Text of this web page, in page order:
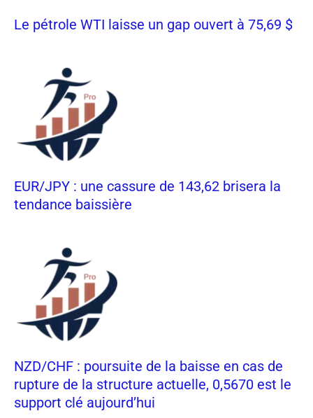
Le pétrole WTI laisse un gap ouvert à 75,69 $
EUR/JPY : une cassure de 143,62 brisera la
tendance baissière
NZD/CHF : poursuite de la baisse en cas de
rupture de la structure actuelle, 0,5670 est le
support clé aujourd’hui